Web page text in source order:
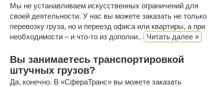
Мы не устанавливаем искусственных ограничений для
своей деятельности. У нас вы можете заказать не только
перевозку груза, но и переезд офиса или квартиры, а при
необходимости – и что-то из дополни..
Читать далее »
Вы занимаетесь транспортировкой
штучных грузов?
Да, конечно. В «СфераТранс» вы можете заказать